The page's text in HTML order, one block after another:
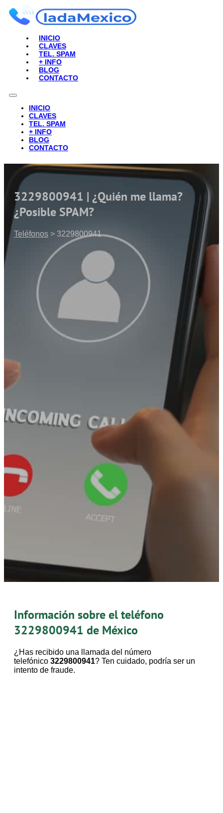
INICIO
CLAVES
TEL. SPAM
+ INFO
BLOG
CONTACTO
INICIO
CLAVES
TEL. SPAM
+ INFO
BLOG
CONTACTO
3229800941 | ¿Quién me llama?
¿Posible SPAM?
Teléfonos > 3229800941
Información sobre el teléfono
3229800941 de México
¿Has recibido una llamada del número
telefónico 3229800941? Ten cuidado, podría ser un
intento de fraude.